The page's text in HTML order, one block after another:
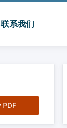
联系我们